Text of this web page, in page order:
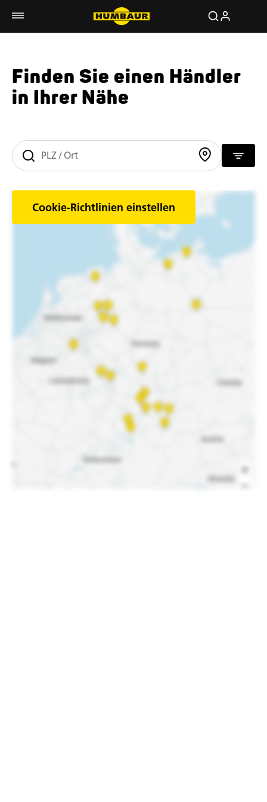
Finden Sie einen Händler
in Ihrer Nähe
Cookie-Richtlinien einstellen